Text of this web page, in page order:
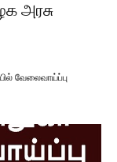
அரசு
வேலைவாய்ப்பு